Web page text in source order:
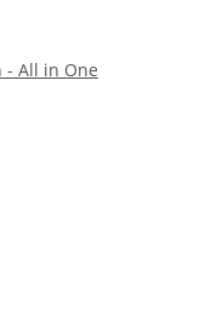
- All in One